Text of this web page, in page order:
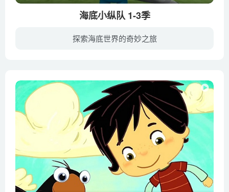
海底小纵队 1-3季
探索海底世界的奇妙之旅